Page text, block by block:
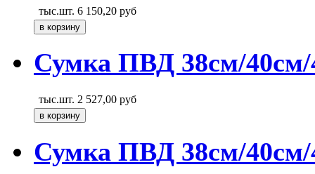
тыс.шт. 6 150,20 руб
Сумка ПВД 38см/
тыс.шт. 2 527,00 руб
Сумка ПВД 38см/